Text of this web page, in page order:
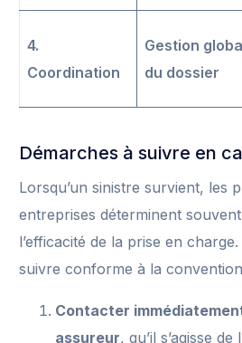
4.
Coordination
Gestion
du dossier
Démarches à suivre en
Lorsqu’un sinistre survient, les
entreprises déterminent
l’efficacité de la prise en
suivre conforme à la
Contacter
assureur, qu’il s’agisse de